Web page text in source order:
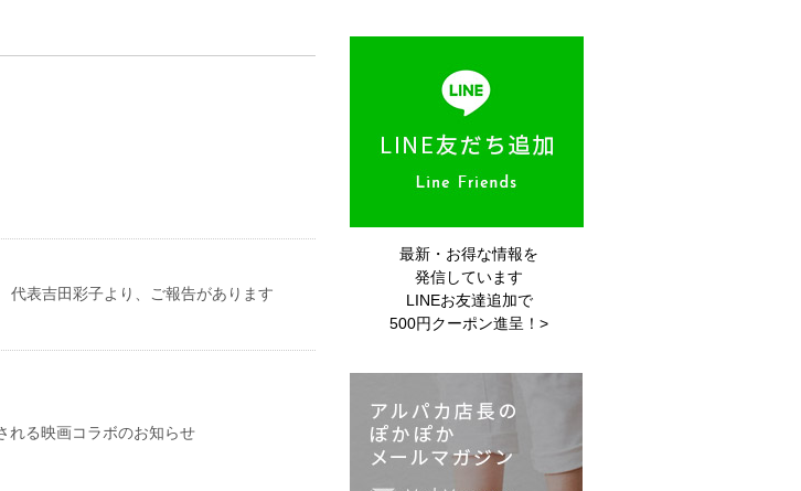
表吉田彩子より、ご報告があります
れる映画コラボのお知らせ
最新・お得な情報を
発信しています
LINEお友達追加で
500円クーポン進呈！>